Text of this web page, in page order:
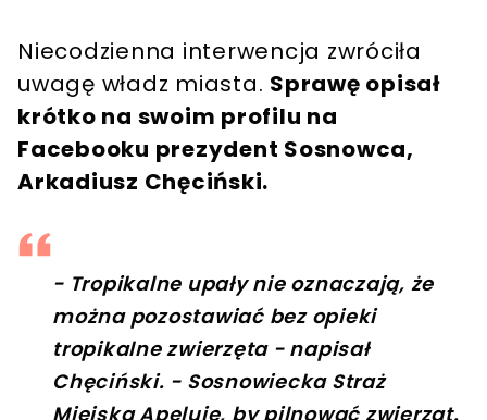
Niecodzienna interwencja zwróciła
uwagę władz miasta. Sprawę opisał
krótko na swoim profilu na
Facebooku prezydent Sosnowca,
Arkadiusz Chęciński.
- Tropikalne upały nie oznaczają, że
można pozostawiać bez opieki
tropikalne zwierzęta - napisał
Chęciński. - Sosnowiecka Straż
Miejska Apeluje, by pilnować zwierząt.